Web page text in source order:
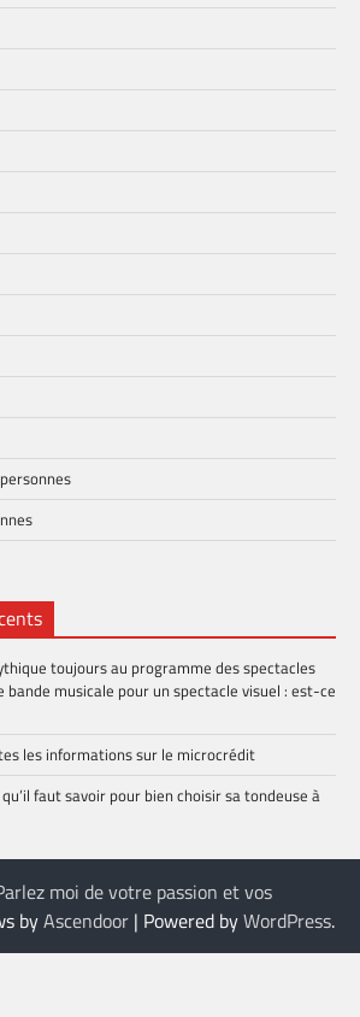
toujours au programme des spectacles
bande musicale pour un spectacle visuel : est-ce
les informations sur le microcrédit
qu’il faut savoir pour bien choisir sa tondeuse à
moi de votre passion et vos
byAscendoor | Powered byWordPress.